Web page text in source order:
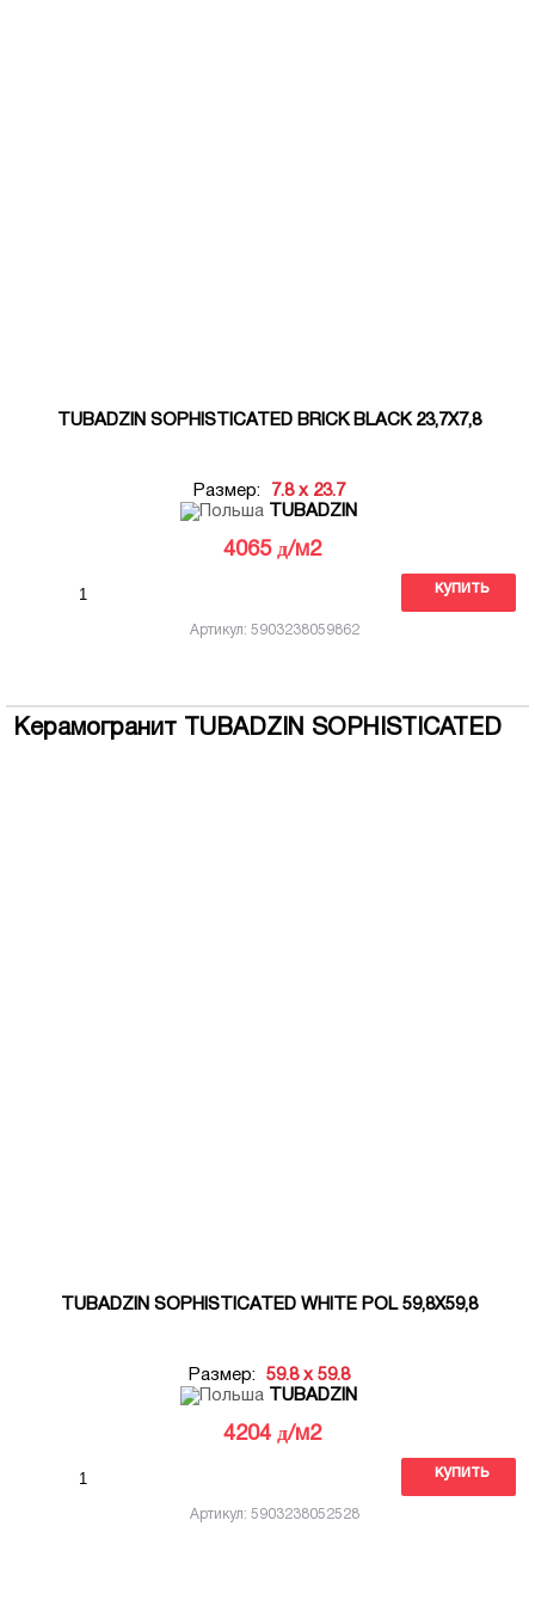
TUBADZIN SOPHISTICATED BRICK BLACK 23,7X7,8
Размер:
7.8 x 23.7
TUBADZIN
4065 д/м2
купить
Артикул: 5903238059862
Керамогранит TUBADZIN SOPHISTICATED
TUBADZIN SOPHISTICATED WHITE POL 59,8X59,8
Размер:
59.8 x 59.8
TUBADZIN
4204 д/м2
купить
Артикул: 5903238052528